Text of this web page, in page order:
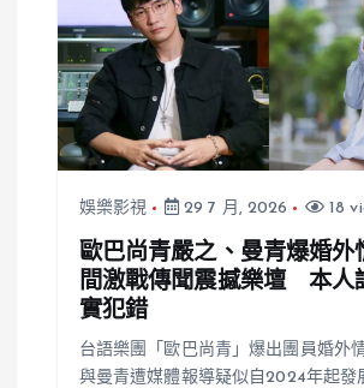
娛樂影視 29 7 月, 2026 18
歐巴尚青嚴之、曼青爆婚外
間激戰傳聞震撼樂壇 本人
實犯錯
台語樂團「歐巴尚青」爆出團員婚外
與曼青遭媒體報導疑似自2024年起發